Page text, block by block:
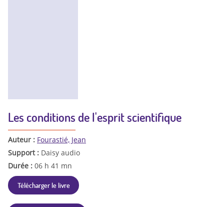
Les conditions de l'esprit scientifique
Auteur : Fourastié, Jean
Support : Daisy audio
Durée : 06 h 41 mn
Télécharger le livre